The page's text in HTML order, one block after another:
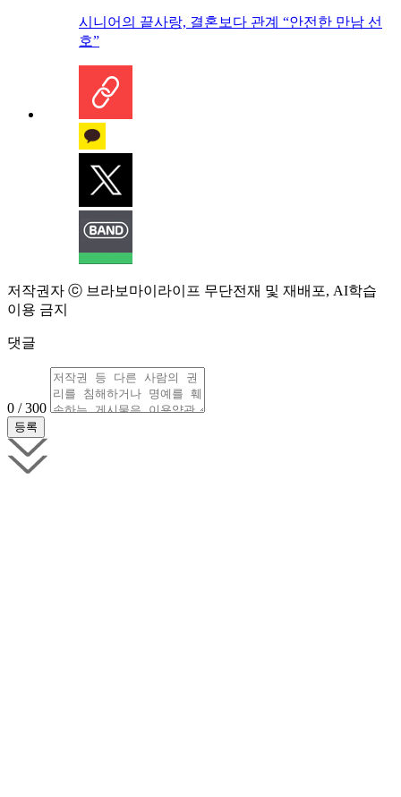
시니어의 끝사랑, 결혼보다 관계 “안전한 만남 선
호”
저작권자 ⓒ 브라보마이라이프 무단전재 및 재배포, AI학습
이용 금지
댓글
0 / 300